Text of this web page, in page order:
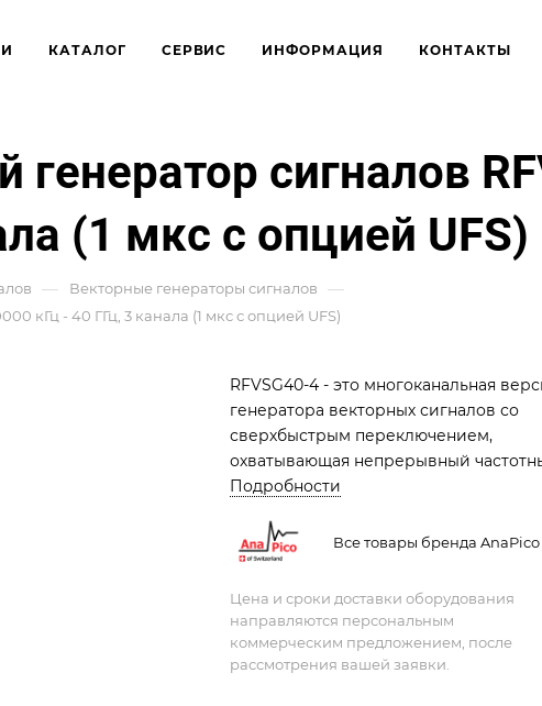
КАТАЛОГ СЕРВИС ИНФОРМАЦИЯ КОНТАКТЫ
сигналов
(1 мкс с опцией UFS)
— Векторные генераторы сигналов —
кГц - 40 ГГц, 3 канала (1 мкс с опцией UFS)
RFVSG40-4 - это многоканальная
генератора векторных сигналов со
сверхбыстрым переключением,
охватывающая непрерывный
диапазон от 10 МГц до 40 ГГц.
сверхбыструю фазосинхронную
развертку частоты, чирпирование,
внутриимпульсную модуляцию,
формирование импульса - все с
низким фазовым шумом
Подробности
Все товары бренда AnaPico
Цена и сроки доставки оборудования
направляются персональным
коммерческим предложением, после
рассмотрения вашей заявки.